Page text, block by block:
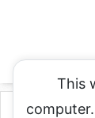
This